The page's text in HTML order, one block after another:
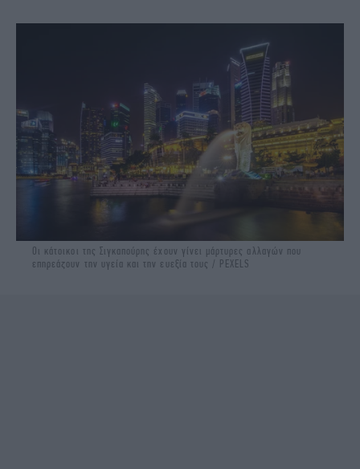
Οι κάτοικοι της Σιγκαπούρης έχουν γίνει μάρτυρες αλλαγών που
επηρεάζουν την υγεία και την ευεξία τους / PEXELS